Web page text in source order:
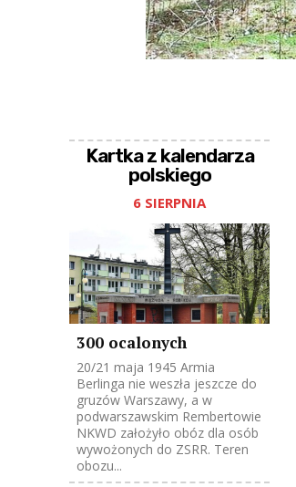
Kartka z kalendarza
polskiego
6 SIERPNIA
300 ocalonych
20/21 maja 1945 Armia
Berlinga nie weszła jeszcze do
gruzów Warszawy, a w
podwarszawskim Rembertowie
NKWD założyło obóz dla osób
wywożonych do ZSRR. Teren
obozu...